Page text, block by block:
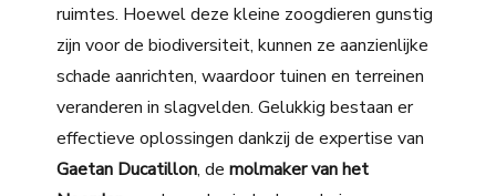
ruimtes. Hoewel deze kleine zoogdieren gunstig
zijn voor de biodiversiteit, kunnen ze aanzienlijke
schade aanrichten, waardoor tuinen en terreinen
veranderen in slagvelden. Gelukkig bestaan er
effectieve oplossingen dankzij de expertise van
Gaetan Ducatillon, demolmaker van het